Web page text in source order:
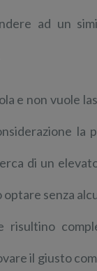
ad un
e non vuole
la
di un
senza
il giusto